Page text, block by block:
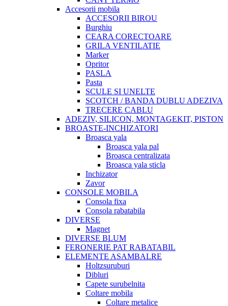
Accesorii mobila
ACCESORII BIROU
Burghiu
CEARA CORECTOARE
GRILA VENTILATIE
Marker
Opritor
PASLA
Pasta
SCULE SI UNELTE
SCOTCH / BANDA DUBLU ADEZIVA
TRECERE CABLU
ADEZIV, SILICON, MONTAGEKIT, PISTON
BROASTE-INCHIZATORI
Broasca yala
Broasca yala pal
Broasca centralizata
Broasca yala sticla
Inchizator
Zavor
CONSOLE MOBILA
Consola fixa
Consola rabatabila
DIVERSE
Magnet
DIVERSE BLUM
FERONERIE PAT RABATABIL
ELEMENTE ASAMBALRE
Holtzsuruburi
Dibluri
Capete surubelnita
Coltare mobila
Coltare metalice